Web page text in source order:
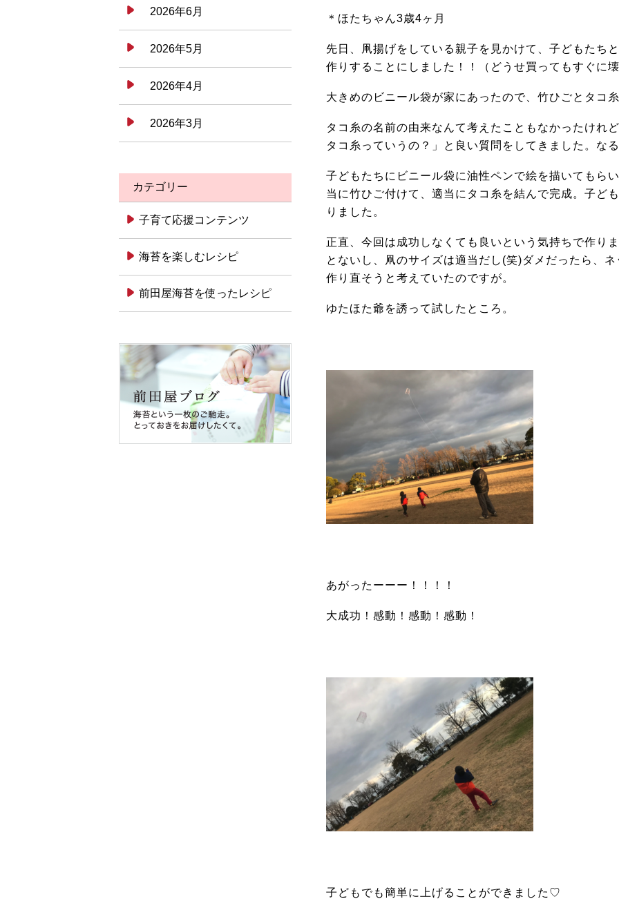
2026年6月
2026年5月
2026年4月
2026年3月
カテゴリー
子育て応援コンテンツ
海苔を楽しむレシピ
前田屋海苔を使ったレシピ
＊ほたちゃん3歳4ヶ月
先日、凧揚げをしている親子を見かけて、子どもたち
作りすることにしました！！（どうせ買ってもすぐに
大きめのビニール袋が家にあったので、竹ひごとタコ
タコ糸の名前の由来なんて考えたこともなかったけれ
タコ糸っていうの？」と良い質問をしてきました。な
子どもたちにビニール袋に油性ペンで絵を描いてもら
当に竹ひご付けて、適当にタコ糸を結んで完成。子ど
りました。
正直、今回は成功しなくても良いという気持ちで作り
とないし、凧のサイズは適当だし (笑)ダメだったら、
作り直そうと考えていたのですが。
ゆたほた爺を誘って試したところ。
あがったーーー！！！！
大成功！感動！感動！感動！
子どもでも簡単に上げることができました ♡